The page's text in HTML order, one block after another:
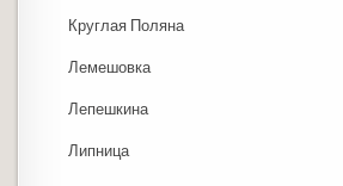
Круглая Поляна
Лемешовка
Лепешкина
Липница